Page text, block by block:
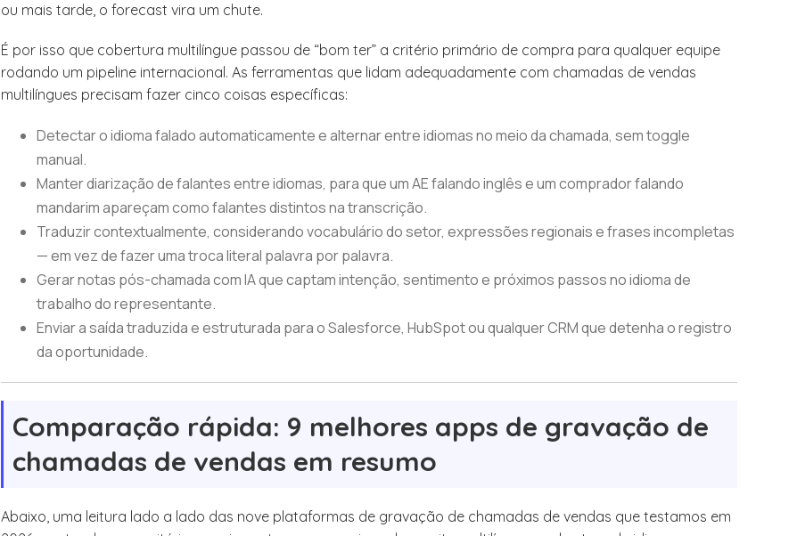
ou mais tarde, o forecast vira um chute.
É por isso que cobertura multilíngue passou de “bom ter” a critério primário de compra para qualquer equipe
rodando um pipeline internacional. As ferramentas que lidam adequadamente com chamadas de vendas
multilíngues precisam fazer cinco coisas específicas:
Detectar o idioma falado automaticamente e alternar entre idiomas no meio da chamada, sem toggle
manual.
Manter diarização de falantes entre idiomas, para que um AE falando inglês e um comprador falando
mandarim apareçam como falantes distintos na transcrição.
Traduzir contextualmente, considerando vocabulário do setor, expressões regionais e frases incompletas
— em vez de fazer uma troca literal palavra por palavra.
Gerar notas pós-chamada com IA que captam intenção, sentimento e próximos passos no idioma de
trabalho do representante.
Enviar a saída traduzida e estruturada para o Salesforce, HubSpot ou qualquer CRM que detenha o registro
da oportunidade.
Comparação rápida: 9 melhores apps de gravação de
chamadas de vendas em resumo
Abaixo, uma leitura lado a lado das nove plataformas de gravação de chamadas de vendas que testamos em